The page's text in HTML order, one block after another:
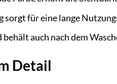
sorgt für eine lange
auch nach dem
Detail